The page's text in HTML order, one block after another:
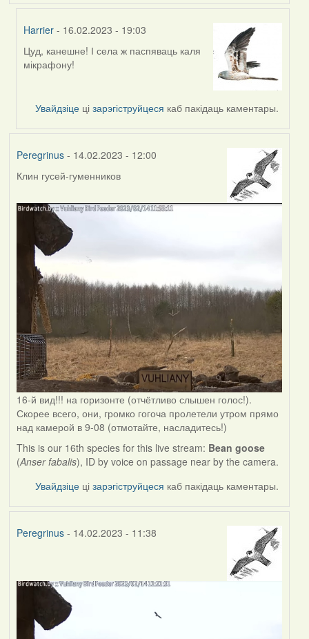
Harrier - 16.02.2023 - 19:03
In
reply
Feather
Цуд, канешне! І села ж паспяваць каля
мікрафону!
Увайдзіце цізарэгіструйцеся каб пакідаць каментары.
Peregrinus- 14.02.2023 - 12:00
Клин гусей-гуменников
16-й вид!!! на горизонте (отчётливо слышен голос!).
Скорее всего, они, громко гогоча пролетели утром прямо
над камерой в 9-08 (отмотайте, насладитесь!)
This is our 16th species for this live stream: Bean goose
(Anser fabalis), ID by voice on passage near by the camera.
Увайдзіце цізарэгіструйцеся каб пакідаць каментары.
Peregrinus- 14.02.2023 - 11:38